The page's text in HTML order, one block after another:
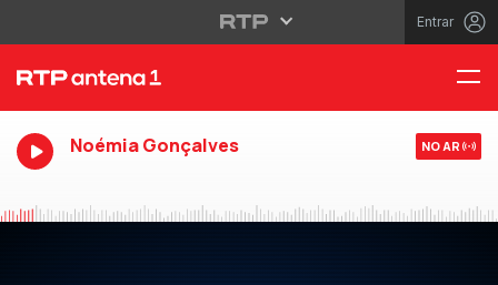
Entrar
Noémia Gonçalves NO AR